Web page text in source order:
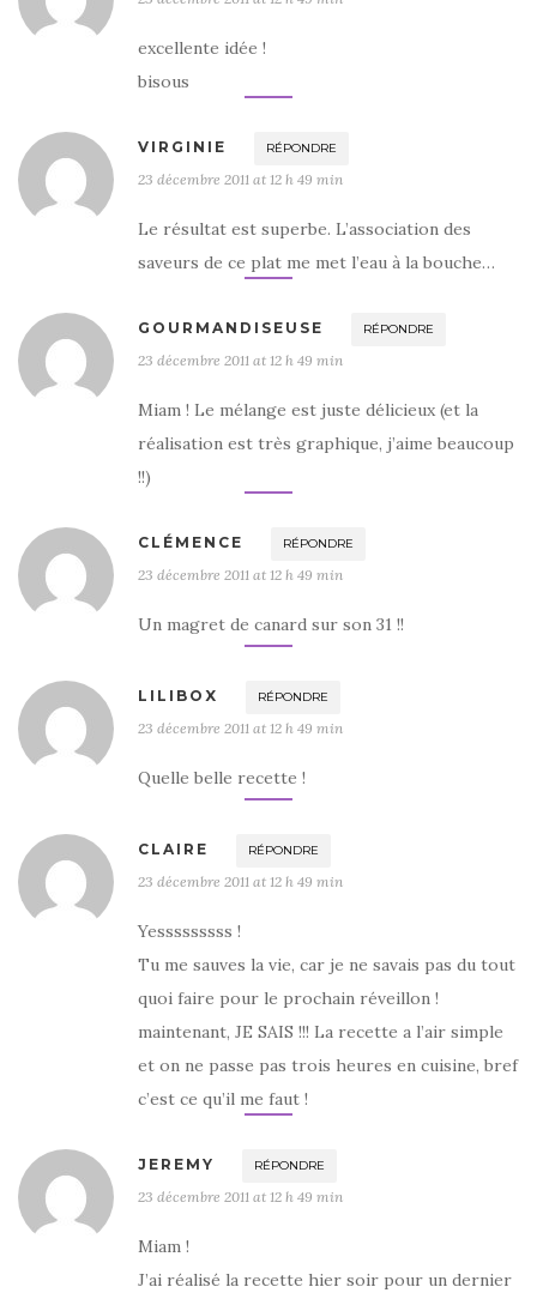
excellente idée !
bisous
VIRGINIE RÉPONDRE
23 décembre 2011 at 12 h 49 min
Le résultat est superbe. L’association des
saveurs de ce plat me met l’eau à la bouche…
GOURMANDISEUSE RÉPONDRE
23 décembre 2011 at 12 h 49 min
Miam ! Le mélange est juste délicieux (et la
réalisation est très graphique, j’aime beaucoup
!!)
CLÉMENCE RÉPONDRE
23 décembre 2011 at 12 h 49 min
Un magret de canard sur son 31 !!
LILIBOX RÉPONDRE
23 décembre 2011 at 12 h 49 min
Quelle belle recette !
CLAIRE RÉPONDRE
23 décembre 2011 at 12 h 49 min
Yesssssssss !
Tu me sauves la vie, car je ne savais pas du tout
quoi faire pour le prochain réveillon !
maintenant, JE SAIS !!! La recette a l’air simple
et on ne passe pas trois heures en cuisine, bref
c’est ce qu’il me faut !
JEREMY RÉPONDRE
23 décembre 2011 at 12 h 49 min
Miam !
J’ai réalisé la recette hier soir pour un dernier